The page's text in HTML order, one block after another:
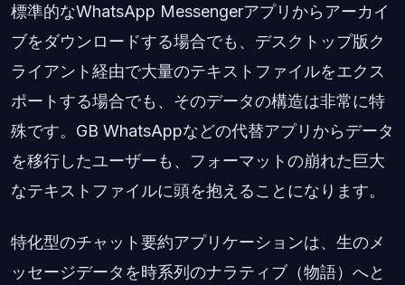
標準的なWhatsApp Messengerアプリからアーカイ
ブをダウンロードする場合でも、デスクトップ版ク
ライアント経由で大量のテキストファイルをエクス
ポートする場合でも、そのデータの構造は非常に特
殊です。GB WhatsAppなどの代替アプリからデータ
を移行したユーザーも、フォーマットの崩れた巨大
なテキストファイルに頭を抱えることになります。
特化型のチャット要約アプリケーションは、生のメ
ッセージデータを時系列のナラティブ（物語）へと